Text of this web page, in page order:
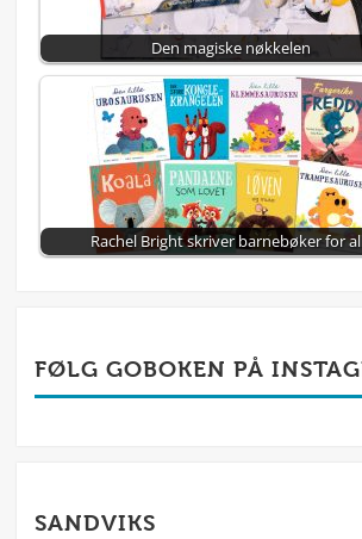
Den magiske nøkkelen
Rachel Bright skriver barnebøker for
FØLG GOBOKEN PÅ
SANDVIKS